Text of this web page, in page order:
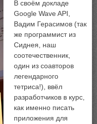
В своём докладе
Google Wave API,
Вадим Герасимов (так
же программист из
Сиднея, наш
соотечественник,
один из соавторов
легендарного
тетриса!), ввёл
разработчиков в курс,
как именно писать
приложения для